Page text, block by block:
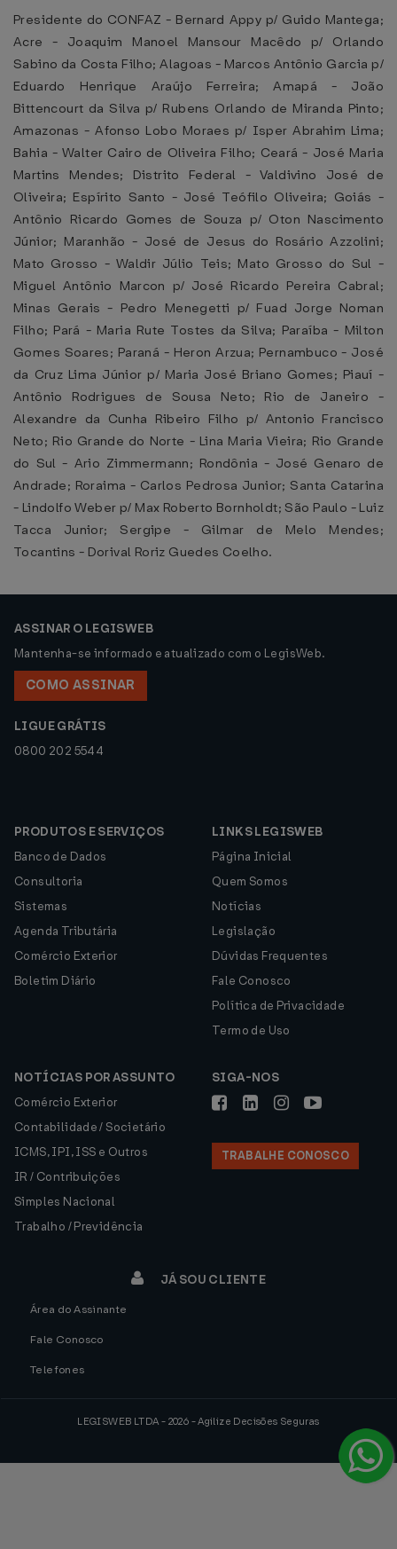
Presidente do CONFAZ - Bernard Appy p/ Guido Mantega;
Acre - Joaquim Manoel Mansour Macêdo p/ Orlando
Sabino da Costa Filho; Alagoas - Marcos Antônio Garcia p/
Eduardo Henrique Araújo Ferreira; Amapá - João
Bittencourt da Silva p/ Rubens Orlando de Miranda Pinto;
Amazonas - Afonso Lobo Moraes p/ Isper Abrahim Lima;
Bahia - Walter Cairo de Oliveira Filho; Ceará - José Maria
Martins Mendes; Distrito Federal - Valdivino José de
Oliveira; Espírito Santo - José Teófilo Oliveira; Goiás -
Antônio Ricardo Gomes de Souza p/ Oton Nascimento
Júnior; Maranhão - José de Jesus do Rosário Azzolini;
Mato Grosso - Waldir Júlio Teis; Mato Grosso do Sul -
Miguel Antônio Marcon p/ José Ricardo Pereira Cabral;
Minas Gerais - Pedro Menegetti p/ Fuad Jorge Noman
Filho; Pará - Maria Rute Tostes da Silva; Paraíba - Milton
Gomes Soares; Paraná - Heron Arzua; Pernambuco - José
da Cruz Lima Júnior p/ Maria José Briano Gomes; Piauí -
Antônio Rodrigues de Sousa Neto; Rio de Janeiro -
Alexandre da Cunha Ribeiro Filho p/ Antonio Francisco
Neto; Rio Grande do Norte - Lina Maria Vieira; Rio Grande
do Sul - Ario Zimmermann; Rondônia - José Genaro de
Andrade; Roraima - Carlos Pedrosa Junior; Santa Catarina
- Lindolfo Weber p/ Max Roberto Bornholdt; São Paulo - Luiz
Tacca Junior; Sergipe - Gilmar de Melo Mendes;
Tocantins - Dorival Roriz Guedes Coelho.
ASSINAR O LEGISWEB
Mantenha-se informado e atualizado com o LegisWeb.
COMO ASSINAR
LIGUE GRÁTIS
0800 202 5544
PRODUTOS E SERVIÇOS
Banco de Dados
Consultoria
Sistemas
Agenda Tributária
Comércio Exterior
Boletim Diário
LINKS LEGISWEB
Página Inicial
Quem Somos
Notícias
Legislação
Dúvidas Frequentes
Fale Conosco
Política de Privacidade
Termo de Uso
NOTÍCIAS POR ASSUNTO
Comércio Exterior
Contabilidade / Societário
ICMS, IPI, ISS e Outros
IR / Contribuições
Simples Nacional
Trabalho / Previdência
SIGA-NOS
TRABALHE CONOSCO
JÁ SOU CLIENTE
Área do Assinante
Fale Conosco
Telefones
LEGISWEB LTDA - 2026 - Agilize Decisões Seguras